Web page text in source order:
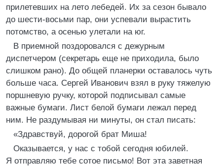
прилетевших на лето лебедей. Их за сезон бывало
до шести-восьми пар, они успевали вырастить
потомство, а осенью улетали на юг.
В приемной поздоровался с дежурным
диспетчером (секретарь еще не приходила, было
слишком рано). До общей планерки оставалось чуть
больше часа. Сергей Иванович взял в руку тяжелую
поршневую ручку, которой подписывал самые
важные бумаги. Лист белой бумаги лежал перед
ним. Не раздумывая ни минуты, он стал писать:
«Здравствуй, дорогой брат Миша!
Оказывается, у нас с тобой сегодня юбилей.
Я отправляю тебе сотое письмо! Вот эта заветная